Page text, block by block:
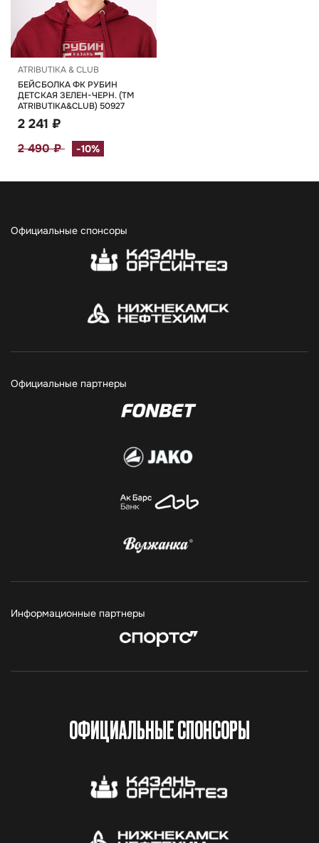
ATRIBUTIKA & CLUB
БЕЙСБОЛКА ФК РУБИН
ДЕТСКАЯ ЗЕЛЕН-ЧЕРН. (TM
ATRIBUTIKA&CLUB) 50927
2 241 ₽
2 490 ₽ -10%
Официальные спонсоры
Официальные партнеры
Информационные партнеры
ОФИЦИАЛЬНЫЕ СПОНСОРЫ